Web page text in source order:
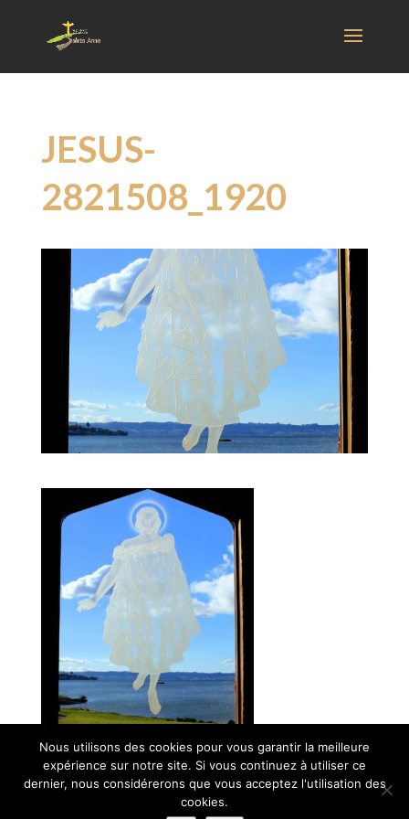
JESUS-
2821508_1920
© Paroisse Sainte-Anne - Maison paroissiale Place de l'église -
38110 La Tour du Pin - Tél: 04 74 97 10 33 | Développé par
Nous utilisons des cookies pour vous garantir la meilleure
expérience sur notre site. Si vous continuez à utiliser ce
dernier, nous considérerons que vous acceptez l'utilisation des
cookies.